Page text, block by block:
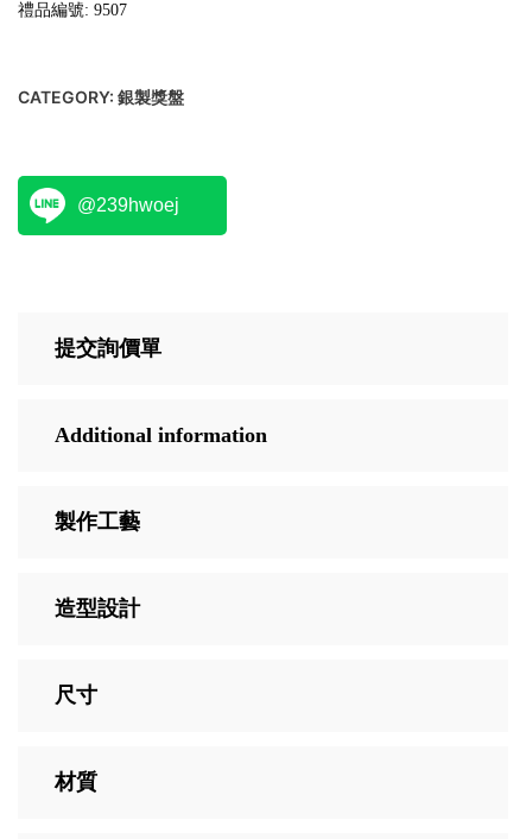
禮品編號: 9507
CATEGORY: 銀製獎盤
@239hwoej
提交詢價單
Additional information
製作工藝
造型設計
尺寸
材質